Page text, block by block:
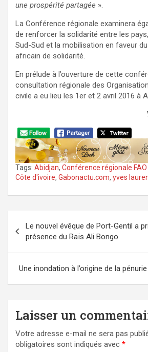
une prospérité partagée ».
La Conférence régionale examinera
de renforcer la solidarité entre les
Sud-Sud et la mobilisation en faveur
africain de solidarité.
En prélude à l’ouverture de cette
consultation régionale des
civile a eu lieu les 1er et 2 avril 2016 à
Tags: Abidjan, Conférence régionale
Côte d'ivoire, Gabonactu.com, yves
de
l’article
Le nouvel évêque de Port-Gentil a
présence du Raïs Ali Bongo
Une inondation à l’origine de la
Laisser un
Votre adresse e-mail ne sera pas
obligatoires sont indiqués avec *